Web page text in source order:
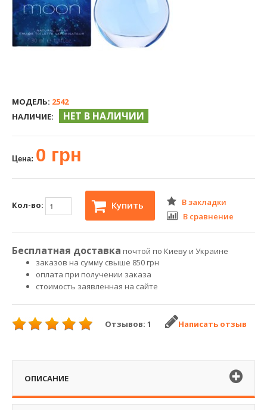
МОДЕЛЬ: 2542
НАЛИЧИЕ:
НЕТ В НАЛИЧИИ
Цена: 0 грн
Кол-во: Купить
В закладки
В сравнение
Бесплатная доставка почтой по Киеву и Украине
заказов на сумму свыше 850 грн
оплата при получении заказа
стоимость заявленная на сайте
Отзывов: 1 Написать отзыв
ОПИСАНИЕ